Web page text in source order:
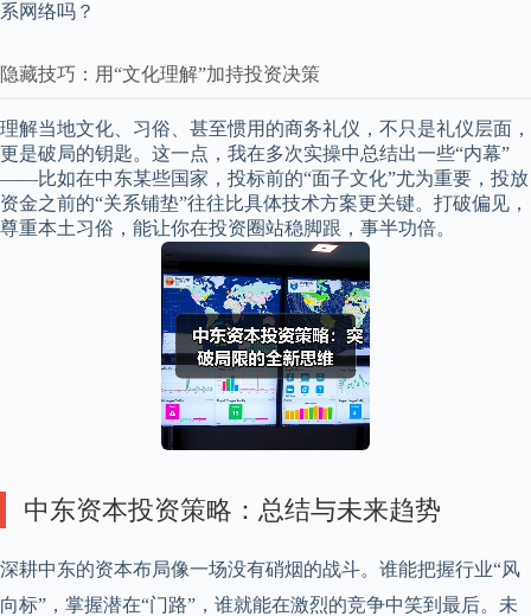
系网络吗？
隐藏技巧：用“文化理解”加持投资决策
理解当地文化、习俗、甚至惯用的商务礼仪，不只是礼仪层面，
更是破局的钥匙。这一点，我在多次实操中总结出一些“内幕”
——比如在中东某些国家，投标前的“面子文化”尤为重要，投放
资金之前的“关系铺垫”往往比具体技术方案更关键。打破偏见，
尊重本土习俗，能让你在投资圈站稳脚跟，事半功倍。
中东资本投资策略：总结与未来趋势
深耕中东的资本布局像一场没有硝烟的战斗。谁能把握行业“风
向标”，掌握潜在“门路”，谁就能在激烈的竞争中笑到最后。未